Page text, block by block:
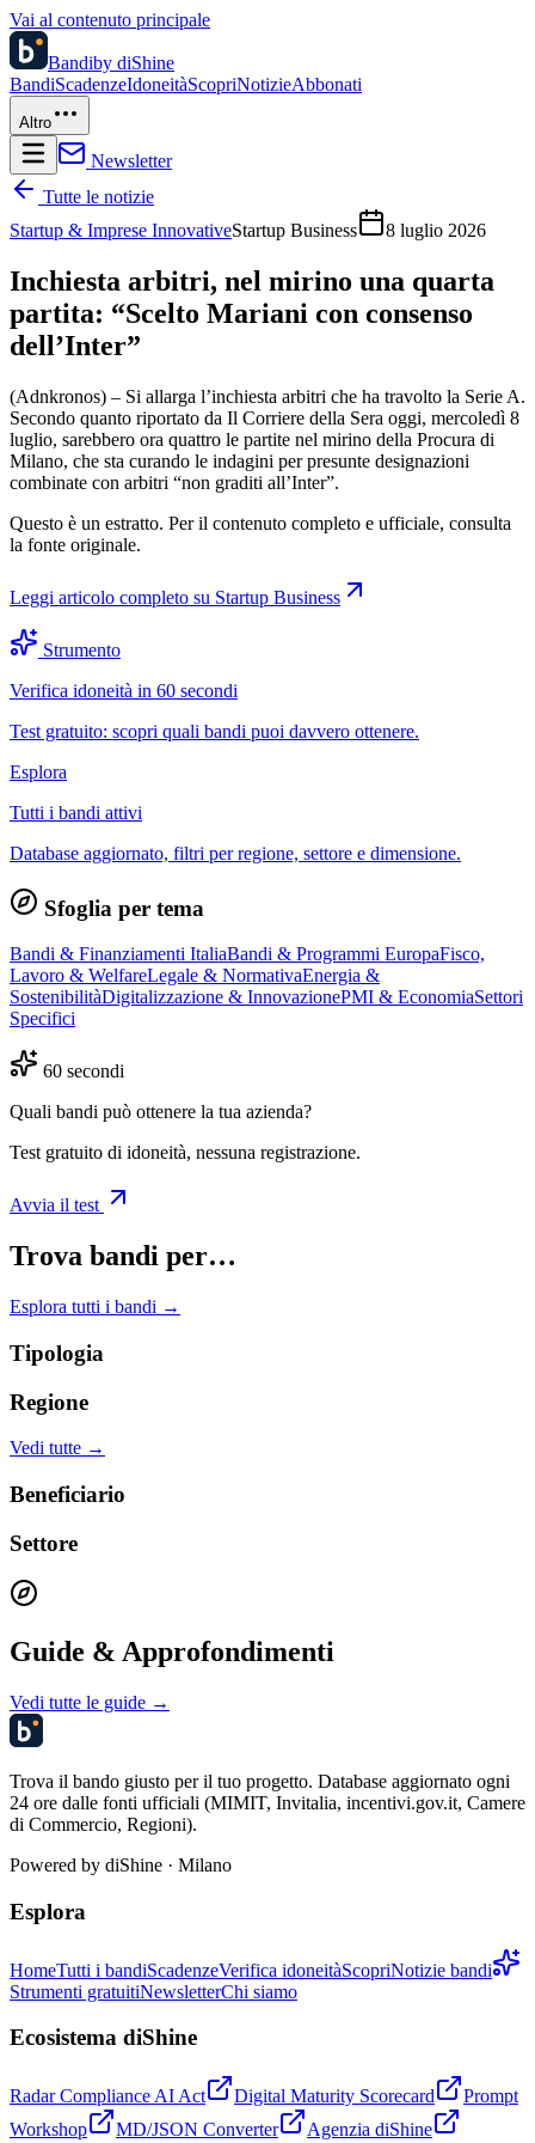
Vai al contenuto principale
Bandiby diShine
BandiScadenzeIdoneitàScopriNotizieAbbonati
Altro
Newsletter
Tutte le notizie
Startup & Imprese InnovativeStartup Business 8 luglio 2026
Inchiesta arbitri, nel mirino una quarta
partita: “Scelto Mariani con consenso
dell’Inter”
(Adnkronos) – Si allarga l’inchiesta arbitri che ha travolto la Serie A.
Secondo quanto riportato da Il Corriere della Sera oggi, mercoledì 8
luglio, sarebbero ora quattro le partite nel mirino della Procura di
Milano, che sta curando le indagini per presunte designazioni
combinate con arbitri “non graditi all’Inter”.
Questo è un estratto. Per il contenuto completo e ufficiale, consulta
la fonte originale.
Leggi articolo completo su Startup Business
Strumento
Verifica idoneità in 60 secondi
Test gratuito: scopri quali bandi puoi davvero ottenere.
Esplora
Tutti i bandi attivi
Database aggiornato, filtri per regione, settore e dimensione.
Sfoglia per tema
Bandi & Finanziamenti ItaliaBandi & Programmi EuropaFisco,
Lavoro & WelfareLegale & NormativaEnergia &
SostenibilitàDigitalizzazione & InnovazionePMI & EconomiaSettori
Specifici
60 secondi
Quali bandi può ottenere la tua azienda?
Test gratuito di idoneità, nessuna registrazione.
Avvia il test
Trova bandi per…
Esplora tutti i bandi →
Tipologia
Regione
Vedi tutte →
Beneficiario
Settore
Guide & Approfondimenti
Vedi tutte le guide →
Trova il bando giusto per il tuo progetto. Database aggiornato ogni
24 ore dalle fonti ufficiali (MIMIT, Invitalia, incentivi.gov.it, Camere
di Commercio, Regioni).
Powered by diShine · Milano
Esplora
HomeTutti i bandiScadenzeVerifica idoneitàScopriNotizie bandi
Strumenti gratuitiNewsletterChi siamo
Ecosistema diShine
Radar Compliance AI Act Digital Maturity Scorecard
Prompt
Workshop
MD/JSON Converter Agenzia diShine